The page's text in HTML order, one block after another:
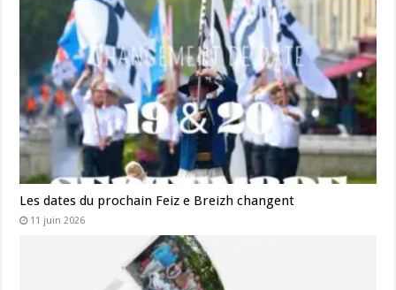
Les dates du prochain Feiz e Breizh changent
11 juin 2026